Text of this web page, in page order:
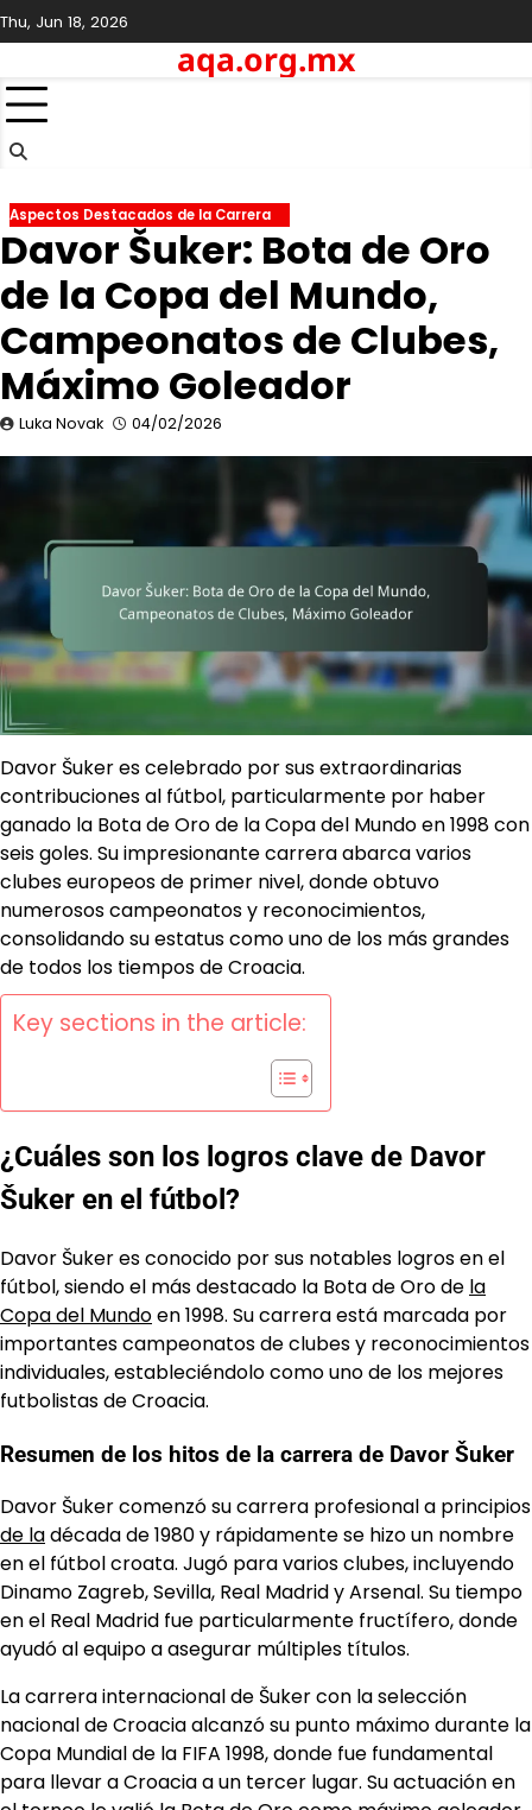
Skip
to
Thu, Jun 18, 2026
aqa.org.mx
Aspectos Destacados de la Carrera
Davor Šuker: Bota de Oro
de la Copa del Mundo,
Campeonatos de Clubes,
Máximo Goleador
Luka Novak 04/02/2026
Davor Šuker es celebrado por sus extraordinarias
contribuciones al fútbol, particularmente por haber
ganado la Bota de Oro de la Copa del Mundo en 1998 con
seis goles. Su impresionante carrera abarca varios
clubes europeos de primer nivel, donde obtuvo
numerosos campeonatos y reconocimientos,
consolidando su estatus como uno de los más grandes
de todos los tiempos de Croacia.
Key sections in the article:
¿Cuáles son los logros clave de Davor
Šuker en el fútbol?
Davor Šuker es conocido por sus notables logros en el
fútbol, siendo el más destacado la Bota de Oro de la
Copa del Mundoen 1998. Su carrera está marcada por
importantes campeonatos de clubes y reconocimientos
individuales, estableciéndolo como uno de los mejores
futbolistas de Croacia.
Resumen de los hitos de la carrera de Davor Šuker
Davor Šuker comenzó su carrera profesional a principios
de ladécada de 1980 y rápidamente se hizo un nombre
en el fútbol croata. Jugó para varios clubes, incluyendo
Dinamo Zagreb, Sevilla, Real Madrid y Arsenal. Su tiempo
en el Real Madrid fue particularmente fructífero, donde
ayudó al equipo a asegurar múltiples títulos.
La carrera internacional de Šuker con la selección
nacional de Croacia alcanzó su punto máximo durante la
Copa Mundial de la FIFA 1998, donde fue fundamental
para llevar a Croacia a un tercer lugar. Su actuación en